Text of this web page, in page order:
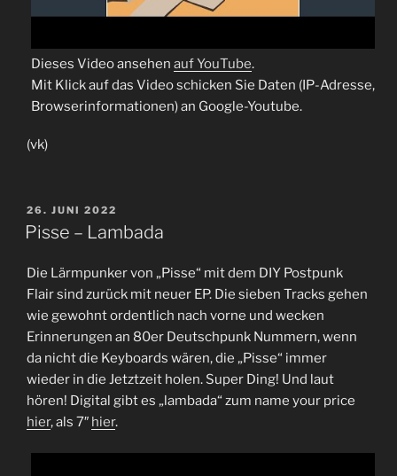
Dieses Video ansehen auf YouTube.
Mit Klick auf das Video schicken Sie Daten (IP-Adresse,
Browserinformationen) an Google-Youtube.
(vk)
VERÖFFENTLICHT
AM
26. JUNI 2022
Pisse – Lambada
Die Lärmpunker von „Pisse“ mit dem DIY Postpunk
Flair sind zurück mit neuer EP. Die sieben Tracks gehen
wie gewohnt ordentlich nach vorne und wecken
Erinnerungen an 80er Deutschpunk Nummern, wenn
da nicht die Keyboards wären, die „Pisse“ immer
wieder in die Jetztzeit holen. Super Ding! Und laut
hören! Digital gibt es „lambada“ zum name your price
hier, als 7″ hier.